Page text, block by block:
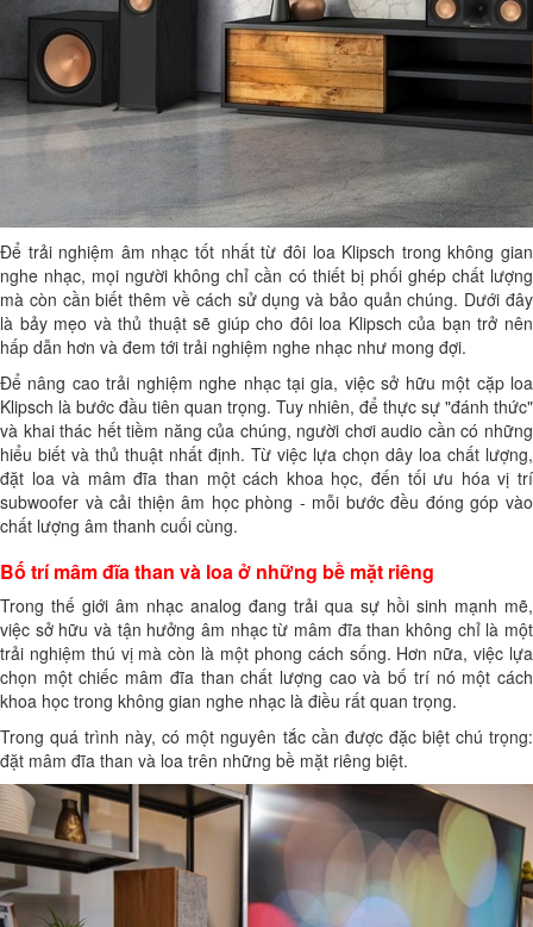
Để trải nghiệm âm nhạc tốt nhất từ đôi loa Klipsch trong không gian
nghe nhạc, mọi người không chỉ cần có thiết bị phối ghép chất lượng
mà còn cần biết thêm về cách sử dụng và bảo quản chúng. Dưới đây
là bảy mẹo và thủ thuật sẽ giúp cho đôi loa Klipsch của bạn trở nên
hấp dẫn hơn và đem tới trải nghiệm nghe nhạc như mong đợi.
Để nâng cao trải nghiệm nghe nhạc tại gia, việc sở hữu một cặp loa
Klipsch là bước đầu tiên quan trọng. Tuy nhiên, để thực sự "đánh thức"
và khai thác hết tiềm năng của chúng, người chơi audio cần có những
hiểu biết và thủ thuật nhất định. Từ việc lựa chọn dây loa chất lượng,
đặt loa và mâm đĩa than một cách khoa học, đến tối ưu hóa vị trí
subwoofer và cải thiện âm học phòng - mỗi bước đều đóng góp vào
chất lượng âm thanh cuối cùng.
Bố trí mâm đĩa than và loa ở những bề mặt riêng
Trong thế giới âm nhạc analog đang trải qua sự hồi sinh mạnh mẽ,
việc sở hữu và tận hưởng âm nhạc từ mâm đĩa than không chỉ là một
trải nghiệm thú vị mà còn là một phong cách sống. Hơn nữa, việc lựa
chọn một chiếc mâm đĩa than chất lượng cao và bố trí nó một cách
khoa học trong không gian nghe nhạc là điều rất quan trọng.
Trong quá trình này, có một nguyên tắc cần được đặc biệt chú trọng:
đặt mâm đĩa than và loa trên những bề mặt riêng biệt.